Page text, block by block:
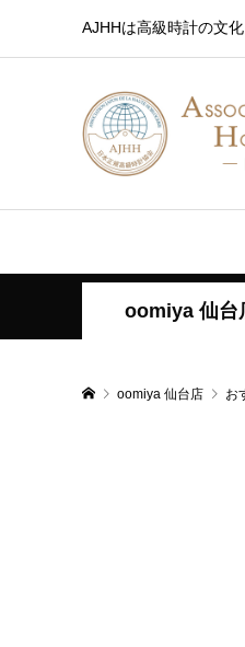
AJHHは高級時計の文
oomiya 仙台
oomiya 仙台店 お